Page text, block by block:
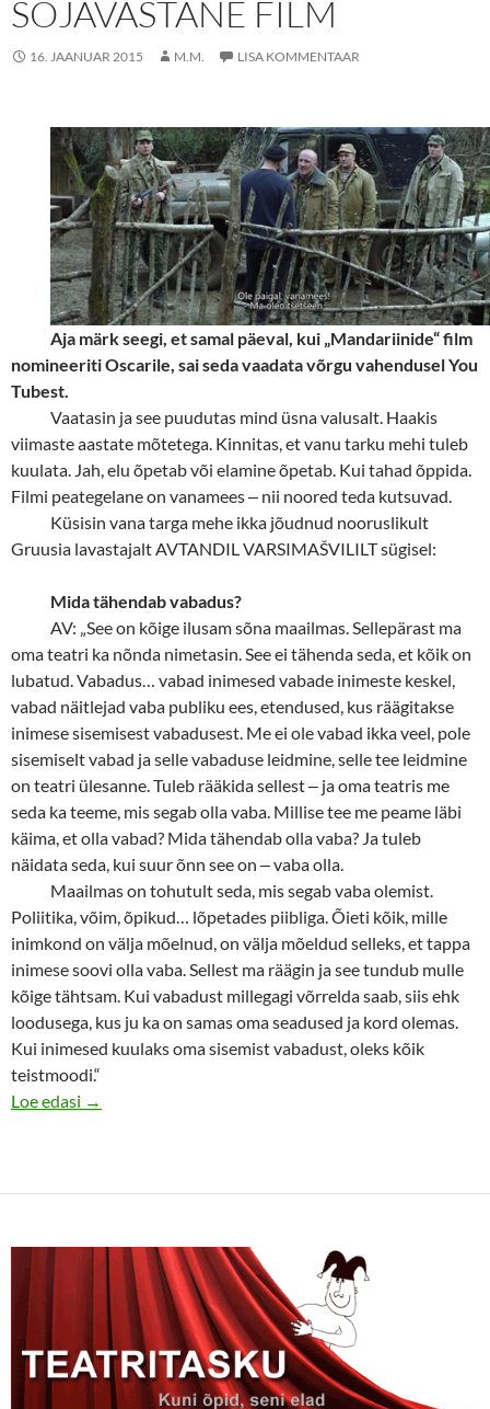
SÕJAVASTANE FILM
16. JAANUAR 2015 M.M. LISA KOMMENTAAR
Aja märk seegi, et samal päeval, kui „Mandariinide“ film
nomineeriti Oscarile, sai seda vaadata võrgu vahendusel You
Tubest.
Vaatasin ja see puudutas mind üsna valusalt. Haakis
viimaste aastate mõtetega. Kinnitas, et vanu tarku mehi tuleb
kuulata. Jah, elu õpetab või elamine õpetab. Kui tahad õppida.
Filmi peategelane on vanamees‒ nii noored teda kutsuvad.
Küsisin vana targa mehe ikka jõudnud nooruslikult
Gruusia lavastajalt AVTANDIL VARSIMAŠVILILT sügisel:
Mida tähendab vabadus?
AV: „See on kõige ilusam sõna maailmas. Sellepärast ma
oma teatri ka nõnda nimetasin. See ei tähenda seda, et kõik on
lubatud. Vabadus… vabad inimesed vabade inimeste keskel,
vabad näitlejad vaba publiku ees, etendused, kus räägitakse
inimese sisemisest vabadusest. Me ei ole vabad ikka veel, pole
sisemiselt vabad ja selle vabaduse leidmine, selle tee leidmine
on teatri ülesanne. Tuleb rääkida sellest‒ ja oma teatris me
seda ka teeme, mis segab olla vaba. Millise tee me peame läbi
käima, et olla vabad? Mida tähendab olla vaba? Ja tuleb
näidata seda, kui suur õnn see on ‒vaba olla.
Maailmas on tohutult seda, mis segab vaba olemist.
Poliitika, võim, õpikud… lõpetades piibliga. Õieti kõik, mille
inimkond on välja mõelnud, on välja mõeldud selleks, et tappa
inimese soovi olla vaba. Sellest ma räägin ja see tundub mulle
kõige tähtsam. Kui vabadust millegagi võrrelda saab, siis ehk
loodusega, kus ju ka on samas oma seadused ja kord olemas.
Kui inimesed kuulaks oma sisemist vabadust, oleks kõik
teistmoodi.“
Loe edasi Mandariinid on sõjavastane film
→